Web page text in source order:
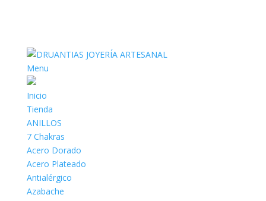
Menu
Inicio
Tienda
ANILLOS
7 Chakras
Acero Dorado
Acero Plateado
Antialérgico
Azabache